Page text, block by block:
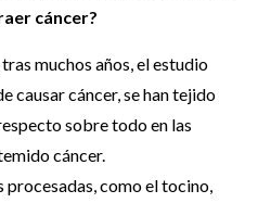
cáncer?
muchos años, el estudio
causar cáncer, se han tejido
sobre todo en las
cáncer.
procesadas, como el tocino,